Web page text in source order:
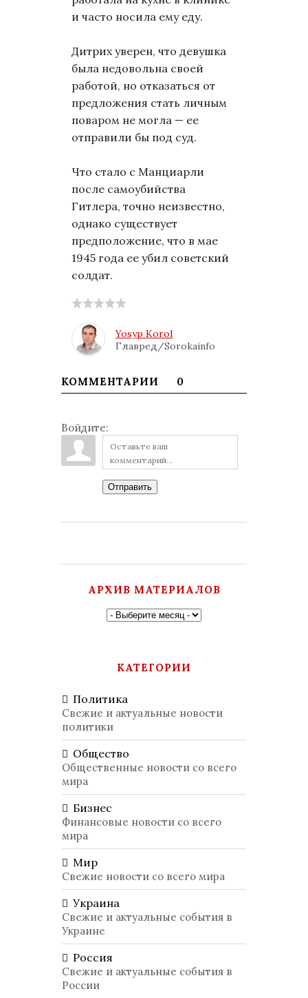
и часто носила ему еду.
Дитрих уверен, что девушка
была недовольна своей
работой, но отказаться от
предложения стать личным
поваром не могла — ее
отправили бы под суд.
Что стало с Манциарли
после самоубийства
Гитлера, точно неизвестно,
однако существует
предположение, что в мае
1945 года ее убил советский
солдат.
Yosyp Korol
Главред/Sorokainfo
КОММЕНТАРИИ 0
Войдите:
Отправить
АРХИВ МАТЕРИАЛОВ
КАТЕГОРИИ
Политика
Свежие и актуальные новости
политики
Общество
Общественные новости со всего
мира
Бизнес
Финансовые новости со всего
мира
Мир
Свежие новости со всего мира
Украина
Свежие и актуальные события в
Украине
Россия
Свежие и актуальные события в
России